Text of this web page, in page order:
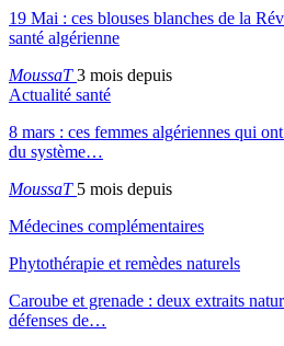
19 Mai : ces blouses blanches de la
santé algérienne
MoussaT3 mois depuis
Actualité santé
8 mars : ces femmes algériennes qui
du système…
MoussaT 5 mois depuis
Médecines complémentaires
Phytothérapie et remèdes naturels
Caroube et grenade : deux extraits
défenses de…